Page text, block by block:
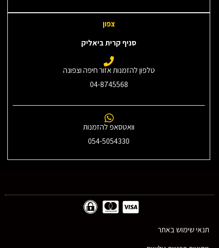
צפון
סניף קרית ביאליק
טלפון להזמנות אזור חיפה וצפונה
04-8745568
וואטסאפ להזמנות
054-5054330
תנאי שימוש באתר